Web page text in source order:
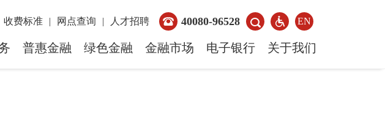
收费标准 | 网点查询 | 人才招聘 40080-96528 EN
普惠金融 绿色金融 金融市场 电子银行 关于我们